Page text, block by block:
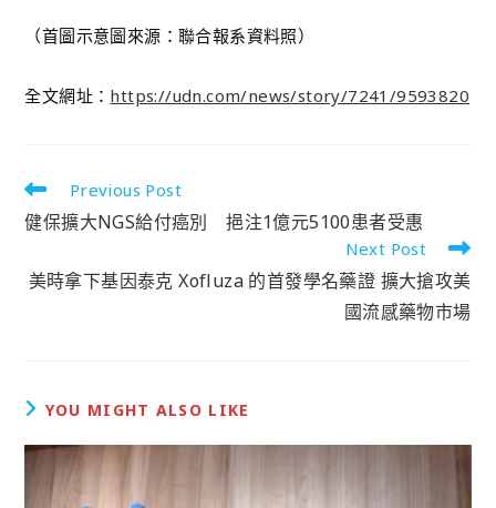
（首圖示意圖來源：聯合報系資料照）
全文網址： https://udn.com/news/story/7241/9593820
Previous Post
健保擴大NGS給付癌別 挹注1億元5100患者受惠
Next Post
美時拿下基因泰克 Xofluza 的首發學名藥證 擴大搶攻美
國流感藥物市場
YOU MIGHT ALSO LIKE